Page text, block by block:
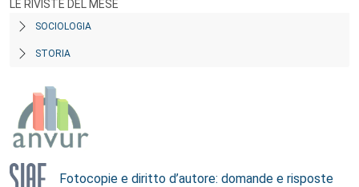
LE RIVISTE DEL MESE
SOCIOLOGIA
STORIA
Fotocopie e diritto d’autore: domande e risposte